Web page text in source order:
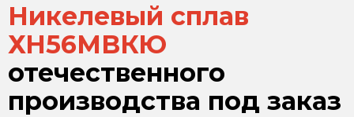
Никелевый сплав
ХН56МВКЮ
отечественного
производства под заказ